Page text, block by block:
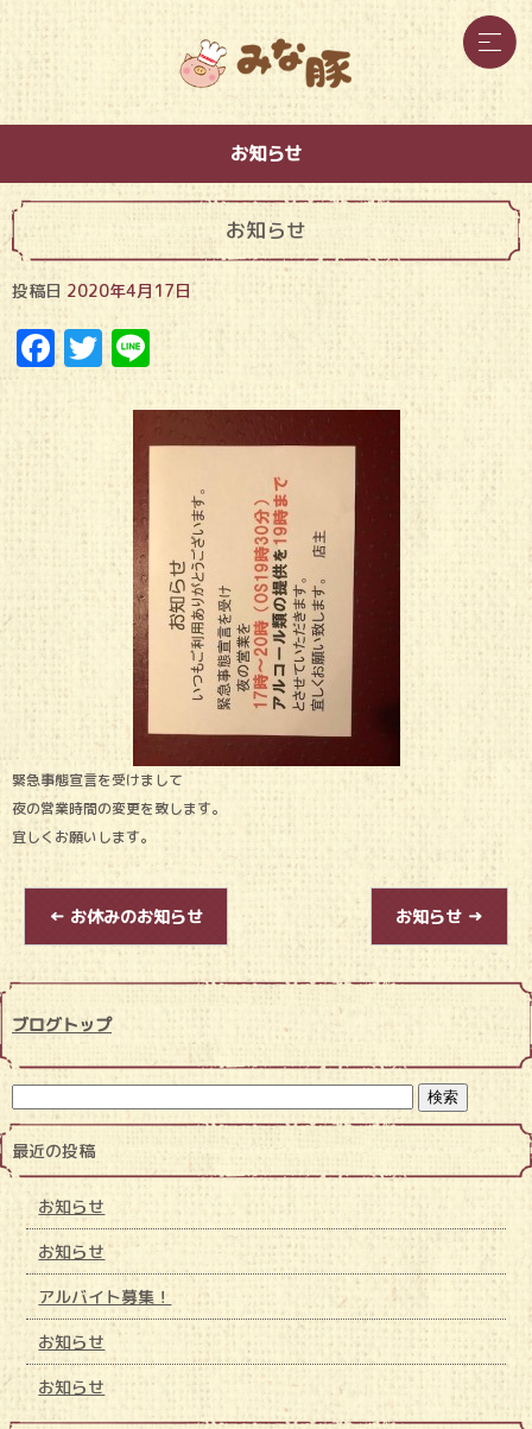
お知らせ
お知らせ
投稿日 2020年4月17日
Facebook
Twitter
Line
緊急事態宣言を受けまして
夜の営業時間の変更を致します。
宜しくお願いします。
← お休みのお知らせ お知らせ →
ブログトップ
最近の投稿
お知らせ
お知らせ
アルバイト募集！
お知らせ
お知らせ